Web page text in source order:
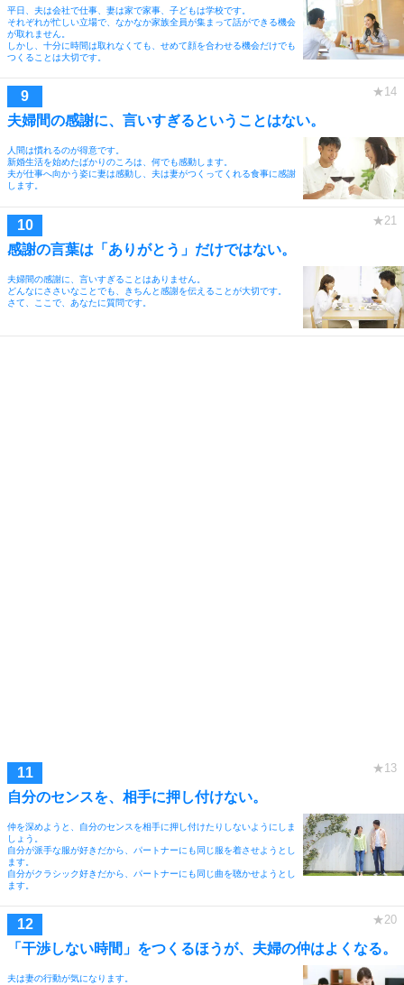
平日、夫は会社で仕事、妻は家で家事、子どもは学校です。
それぞれが忙しい立場で、なかなか家族全員が集まって話ができる機会
が取れません。
しかし、十分に時間は取れなくても、せめて顔を合わせる機会だけでも
つくることは大切です。
夫婦間の感謝に、言いすぎるということはない。
人間は慣れるのが得意です。
新婚生活を始めたばかりのころは、何でも感動します。
夫が仕事へ向かう姿に妻は感動し、夫は妻がつくってくれる食事に感謝
します。
感謝の言葉は「ありがとう」だけではない。
夫婦間の感謝に、言いすぎることはありません。
どんなにささいなことでも、きちんと感謝を伝えることが大切です。
さて、ここで、あなたに質問です。
自分のセンスを、相手に押し付けない。
仲を深めようと、自分のセンスを相手に押し付けたりしないようにしま
しょう。
自分が派手な服が好きだから、パートナーにも同じ服を着させようとし
ます。
自分がクラシック好きだから、パートナーにも同じ曲を聴かせようとし
ます。
「干渉しない時間」をつくるほうが、夫婦の仲はよくなる。
夫は妻の行動が気になります。